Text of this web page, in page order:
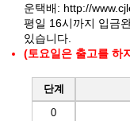
운택배: http://
평일 16시까지 입금
있습니다.
(토요일은 출고를 하
단계
0